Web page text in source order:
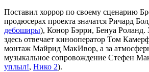
Поставил хоррор по своему сценарию
продюсерах проекта значатся Ричард
дебоширы), Конор Бэрри, Бенуа Роланд.
здесь отвечает кинооператор Том
монтаж Майрид МакИвор, а за
музыкальное сопровождение Стефен
уплыл!, Нико 2).